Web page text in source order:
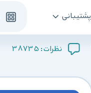
پشتیبانی
نظرات : 38735